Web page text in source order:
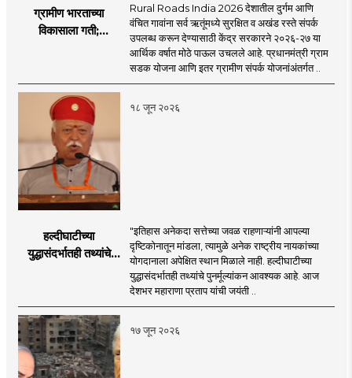
ग्रामीण भारताच्या
विकासाला गती;
लक्ष्य!
Rural Roads India 2026 देशातील दुर्गम आणि
वंचित गावांना सर्व ऋतूंमध्ये सुरक्षित व अखंड रस्ते संपर्क
उपलब्ध करून देण्यासाठी केंद्र सरकारने २०२६-२७ या
आर्थिक वर्षात मोठे पाऊल उचलले आहे. प्रधानमंत्री ग्राम
सडक योजना आणि इतर ग्रामीण संपर्क योजनांअंतर्गत ..
१८ जून २०२६
हल्दीघाटीच्या
युद्धासंदर्भातही तथ्यांचे
मोहनजी भागवत
"इतिहास अनेकदा सत्तेच्या जवळ राहणाऱ्यांनी आपल्या
दृष्टिकोनातून मांडला, त्यामुळे अनेक राष्ट्रीय नायकांच्या
योगदानाला अपेक्षित स्थान मिळाले नाही. हल्दीघाटीच्या
युद्धासंदर्भातही तथ्यांचे पुनर्मूल्यांकन आवश्यक आहे. आज
देशभर महाराणा प्रताप यांची जयंती ..
१७ जून २०२६